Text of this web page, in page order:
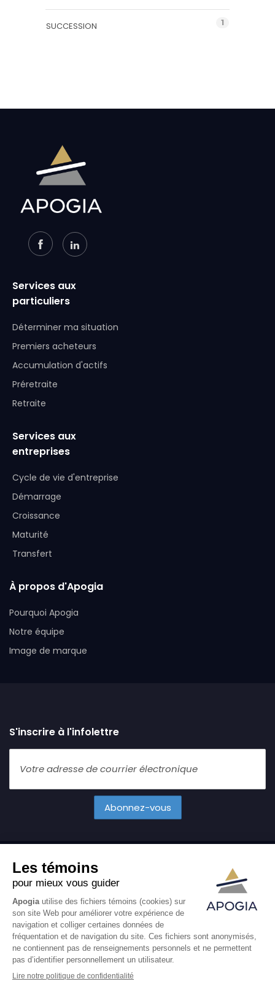
SUCCESSION 1
Services aux
particuliers
Déterminer ma situation
Premiers acheteurs
Accumulation d'actifs
Préretraite
Retraite
Services aux
entreprises
Cycle de vie d'entreprise
Démarrage
Croissance
Maturité
Transfert
À propos d'Apogia
Pourquoi Apogia
Notre équipe
Image de marque
S'inscrire à l'infolettre
Tous droits réservés 2026 Apogia Cabinet Financier. Ce site web
réalisé par
Agence Carbure
Particuliers Entreprises